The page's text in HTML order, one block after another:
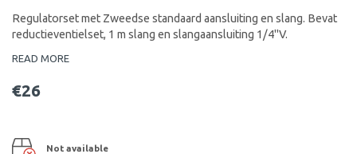
Regulatorset met Zweedse standaard aansluiting en slang. Bevat
reductieventielset, 1 m slang en slangaansluiting 1/4"V.
READ MORE
€26
Not available